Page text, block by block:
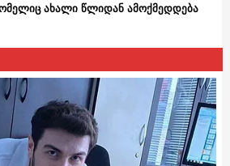
ახალი წლიდან ამოქმედდება